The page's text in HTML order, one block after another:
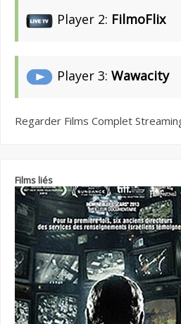
Player 2: FilmoFlix
Player 3: Wawacity
Regarder Films Complet
Films liés